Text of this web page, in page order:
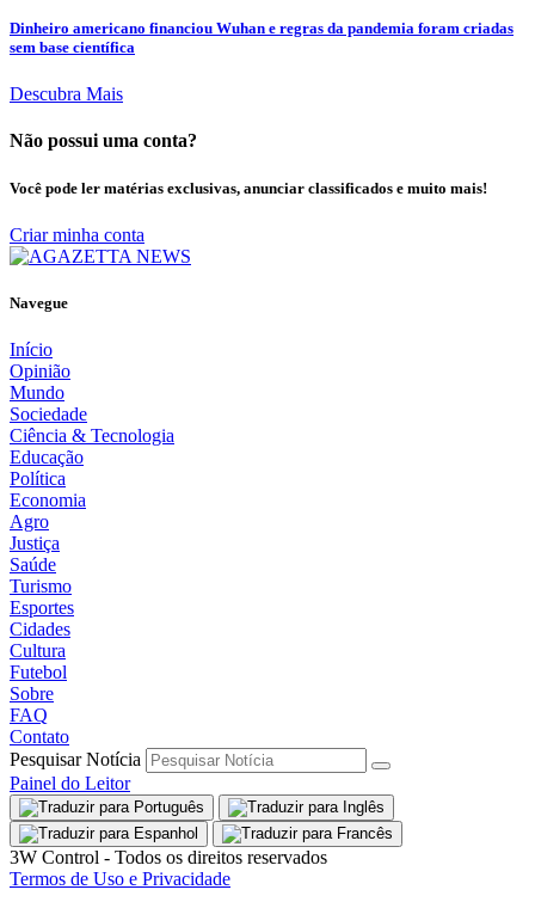
Dinheiro americano financiou Wuhan e regras da pandemia foram criadas
sem base científica
Descubra Mais
Não possui uma conta?
Você pode ler matérias exclusivas, anunciar classificados e muito mais!
Criar minha conta
Navegue
Início
Opinião
Mundo
Sociedade
Ciência & Tecnologia
Educação
Política
Economia
Agro
Justiça
Saúde
Turismo
Esportes
Cidades
Cultura
Futebol
Sobre
FAQ
Contato
Pesquisar Notícia
Painel do Leitor
3W Control - Todos os direitos reservados
Termos de Uso e Privacidade